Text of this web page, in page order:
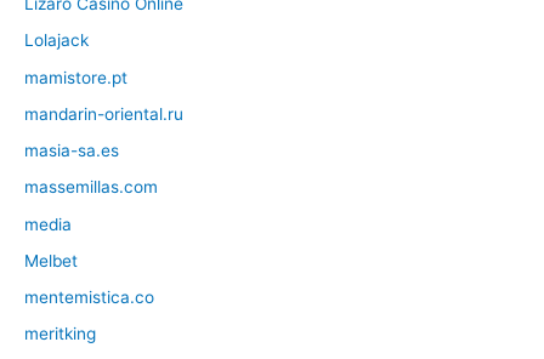
Lolajack
mamistore.pt
mandarin-oriental.ru
masia-sa.es
massemillas.com
media
Melbet
mentemistica.co
meritking